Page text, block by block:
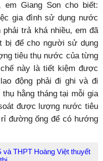
Giang Son cho biết:
gia đình sử dụng nước
trả khá nhiều, em đã
bị để cho người sử dụng
tiêu thụ nước của từng
này là tiết kiệm được
động phải đi ghi và đi
hằng tháng tại mỗi gia
được lượng nước tiêu
đường ống để có hướng
THPT Hoàng Việt thuyết